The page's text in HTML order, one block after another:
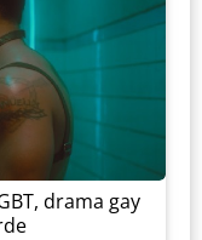
drama gay